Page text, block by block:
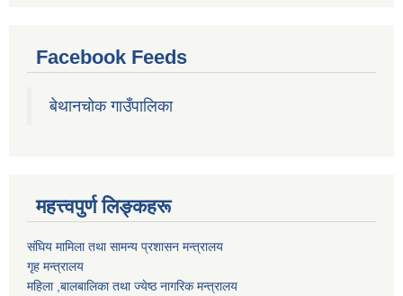
Facebook Feeds
बेथानचोक गाउँपालिका
महत्त्वपुर्ण लिङ्कहरू
संघिय मामिला तथा सामन्य प्रशासन मन्त्रालय
गृह मन्त्रालय
महिला ,बालबालिका तथा ज्येष्ठ नागरिक मन्त्रालय